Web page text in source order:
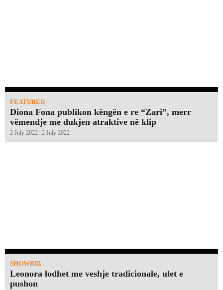
FEATURED
Diona Fona publikon këngën e re “Zari”, merr
vëmendje me dukjen atraktive në klip
2 July 2022 | 2 July 2022
SHOWBIZ
Leonora lodhet me veshje tradicionale, ulet e
pushon